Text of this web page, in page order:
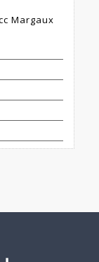
Margaux